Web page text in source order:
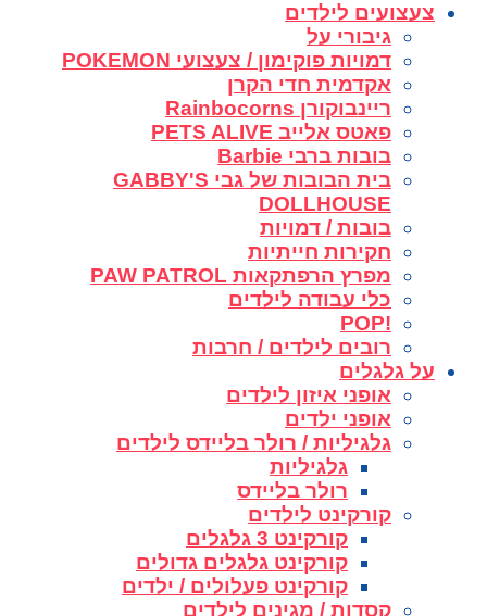
צעצועים לילדים
גיבורי על
דמויות פוקימון / צעצועי POKEMON
אקדמית חדי הקרן
ריינבוקורן Rainbocorns
פאטס אלייב PETS ALIVE
בובות ברבי Barbie
בית הבובות של גבי GABBY'S
DOLLHOUSE
בובות / דמויות
חקירות חייתיות
מפרץ הרפתקאות PAW PATROL
כלי עבודה לילדים
!POP
רובים לילדים / חרבות
על גלגלים
אופני איזון לילדים
אופני ילדים
גלגיליות / רולר בליידס לילדים
גלגיליות
רולר בליידס
קורקינט לילדים
קורקינט 3 גלגלים
קורקינט גלגלים גדולים
קורקינט פעלולים / ילדים
קסדות / מגינים לילדים